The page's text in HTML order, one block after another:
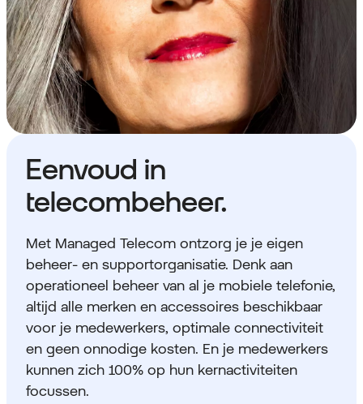
Eenvoud in
telecombeheer.
Met Managed Telecom ontzorg je je eigen
beheer- en supportorganisatie. Denk aan
operationeel beheer van al je mobiele telefonie,
altijd alle merken en accessoires beschikbaar
voor je medewerkers, optimale connectiviteit
en geen onnodige kosten. En je medewerkers
kunnen zich 100% op hun kernactiviteiten
focussen.